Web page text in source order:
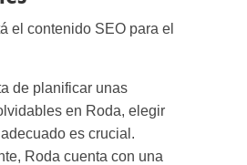
el contenido SEO para el
de planificar unas
en Roda, elegir
es crucial.
Roda cuenta con una